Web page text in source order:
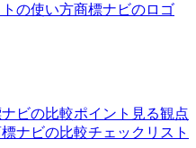
の使い方商標ナビのロゴ
ビの比較ポイント 見る観点
ナビの比較チェックリスト